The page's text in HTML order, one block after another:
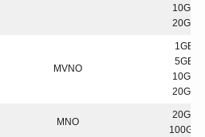
10GB
20GB
MVNO
1GB
5GB
10GB
20GB
MNO
20GB
100GB